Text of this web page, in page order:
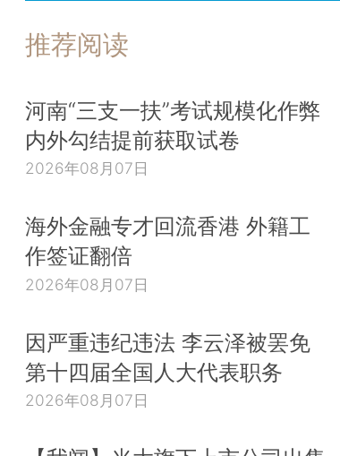
推荐阅读
河南“三支一扶”考试规模化作弊
内外勾结提前获取试卷
2026年08月07日
海外金融专才回流香港 外籍工
作签证翻倍
2026年08月07日
因严重违纪违法 李云泽被罢免
第十四届全国人大代表职务
2026年08月07日